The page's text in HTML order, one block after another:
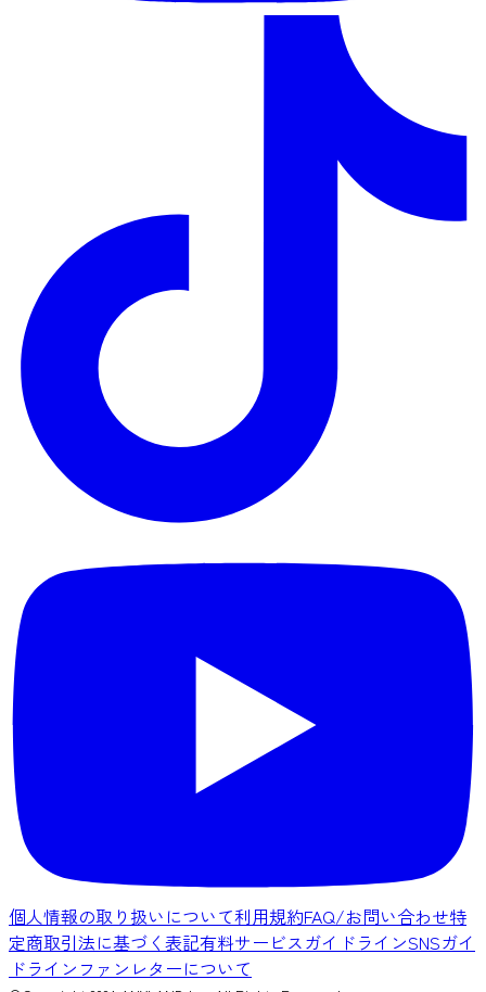
個人情報の取り扱いについて利用規約FAQ/お問い合わせ特
定商取引法に基づく表記有料サービスガイドラインSNSガイ
ドライン ファンレターについて